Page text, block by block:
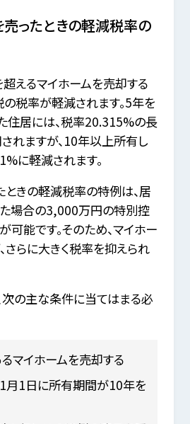
売ったときの軽減税率の
えるマイホームを売却する
の税率が軽減されます。5年を
住居には、税率20.315%の長
れますが、10年以上所有し
に軽減されます。
ときの軽減税率の特例は、居
場合の3,000万円の特別控
能です。そのため、マイホー
さらに大きく税率を抑えられ
次の主な条件に当てはまる必
マイホームを売却する
月1日に所有期間が10年を